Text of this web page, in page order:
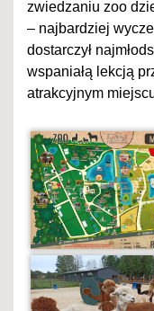
zwiedzaniu zoo
– najbardziej
dostarczył
wspaniałą lekcją
atrakcyjnym